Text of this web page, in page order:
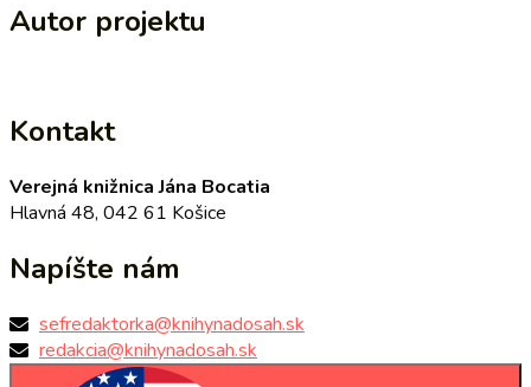
Autor projektu
Kontakt
Verejná knižnica Jána Bocatia
Hlavná 48, 042 61 Košice
Napíšte nám
sefredaktorka@knihynadosah.sk
redakcia@knihynadosah.sk